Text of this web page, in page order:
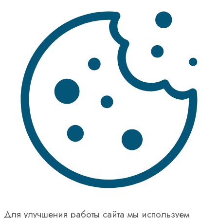
Для улучшения работы сайта мы используем